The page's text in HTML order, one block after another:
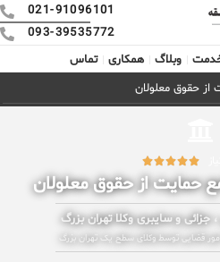
021-91096101
093-39535772
وبلاگ همکاری
تماس
حقوق معلولان





حمایت از حقوق معلولان
و سایبری وکلا تهران بزرگ
امور قضایی توسط وکلای سطح یک تهران بزرگ